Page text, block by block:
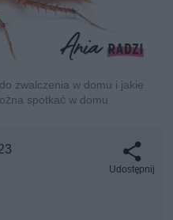
zwalczenia w domu i jakie
spotkać w domu
Udostępnij